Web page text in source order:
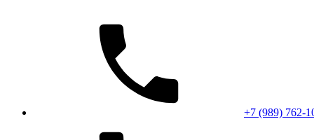
+7 (989) 762-